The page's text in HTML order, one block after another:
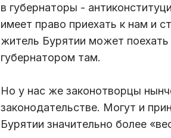
в губернаторы -
имеет право приехать к нам и
житель Бурятии может
губернатором там.
Но у нас же законотворцы
законодательстве. Могут и
Бурятии значительно более